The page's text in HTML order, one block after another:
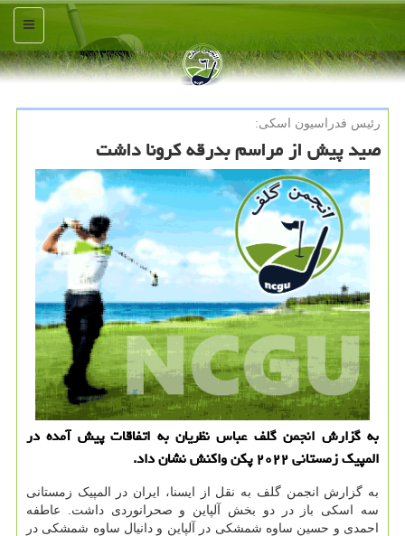
منو
رئیس فدراسیون اسكی:
صید پیش از مراسم بدرقه کرونا داشت
به گزارش انجمن گلف عباس نظریان به اتفاقات پیش آمده در
المپیک زمستانی ۲۰۲۲ پکن واکنش نشان داد.
به گزارش انجمن گلف به نقل از ایسنا، ایران در المپیک زمستانی
سه اسکی باز در دو بخش آلپاین و صحرانوردی داشت. عاطفه
احمدی و حسین ساوه شمشکی در آلپاین و دانیال ساوه شمشکی در